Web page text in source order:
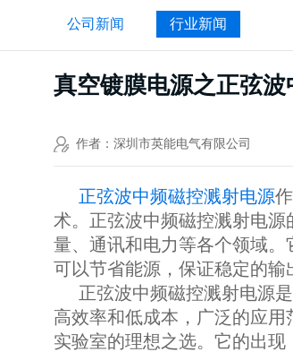
公司新闻 行业新闻
真空镀膜电源之正弦
作者：深圳市英能电气有限公司
正弦波中频磁控溅射电源
术。正弦波中频磁控溅射电
量、通讯和电力等各个领域。
可以节省能源，保证稳定的输
正弦波中频磁控溅射电源
高效率和低成本，广泛的应
实验室的理想之选。它的出